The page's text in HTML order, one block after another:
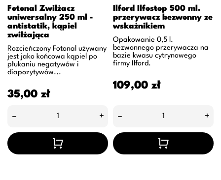
Fotonal Zwilżacz
uniwersalny 250 ml -
antistatik, kąpiel
zwilżająca
Rozcieńczony Fotonal używany
jest jako końcowa kąpiel po
płukaniu negatywów i
diapozytywów...
Cena
35,00 zł
– +
Ilford Ilfostop 500 ml.
przerywacz bezwonny ze
wskażnikiem
Opakowanie 0,5 l.
bezwonnego przerywacza na
bazie kwasu cytrynowego
firmy Ilford.
Cena
109,00 zł
– +